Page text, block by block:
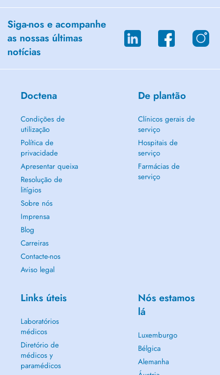
Siga-nos e acompanhe
as nossas últimas
notícias
Doctena
Condições de
utilização
Política de
privacidade
Apresentar queixa
Resolução de
litígios
Sobre nós
Imprensa
Blog
Carreiras
Contacte-nos
Aviso legal
De plantão
Clínicos gerais de
serviço
Hospitais de
serviço
Farmácias de
serviço
Links úteis
Laboratórios
médicos
Diretório de
médicos y
paramédicos
Nós estamos
lá
Luxemburgo
Bélgica
Alemanha